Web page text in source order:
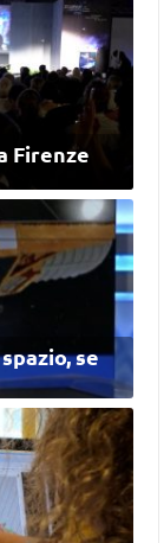
Firenze
se